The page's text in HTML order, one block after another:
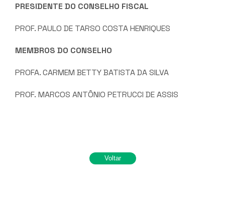
PRESIDENTE DO CONSELHO FISCAL
PROF. PAULO DE TARSO COSTA HENRIQUES
MEMBROS DO CONSELHO
PROFA. CARMEM BETTY BATISTA DA SILVA
PROF. MARCOS ANTÔNIO PETRUCCI DE ASSIS